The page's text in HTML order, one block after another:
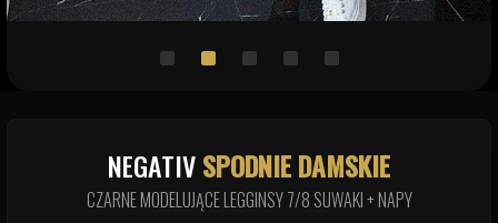
NEGATIVSPODNIE DAMSKIE
CZARNE MODELUJĄCE LEGGINSY 7/8 SUWAKI + NAPY